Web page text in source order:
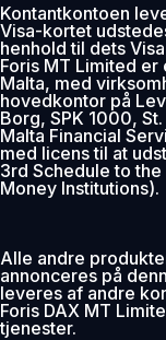
Kontantkontoen
Visa-kortet
henhold til dets
Foris MT Limited
Malta, med
hovedkontor på
Borg, SPK 1000,
Malta Financial
med licens til at
3rd Schedule to
Money Institutions).
Alle andre
annonceres på
leveres af andre
Foris DAX MT
tjenester.